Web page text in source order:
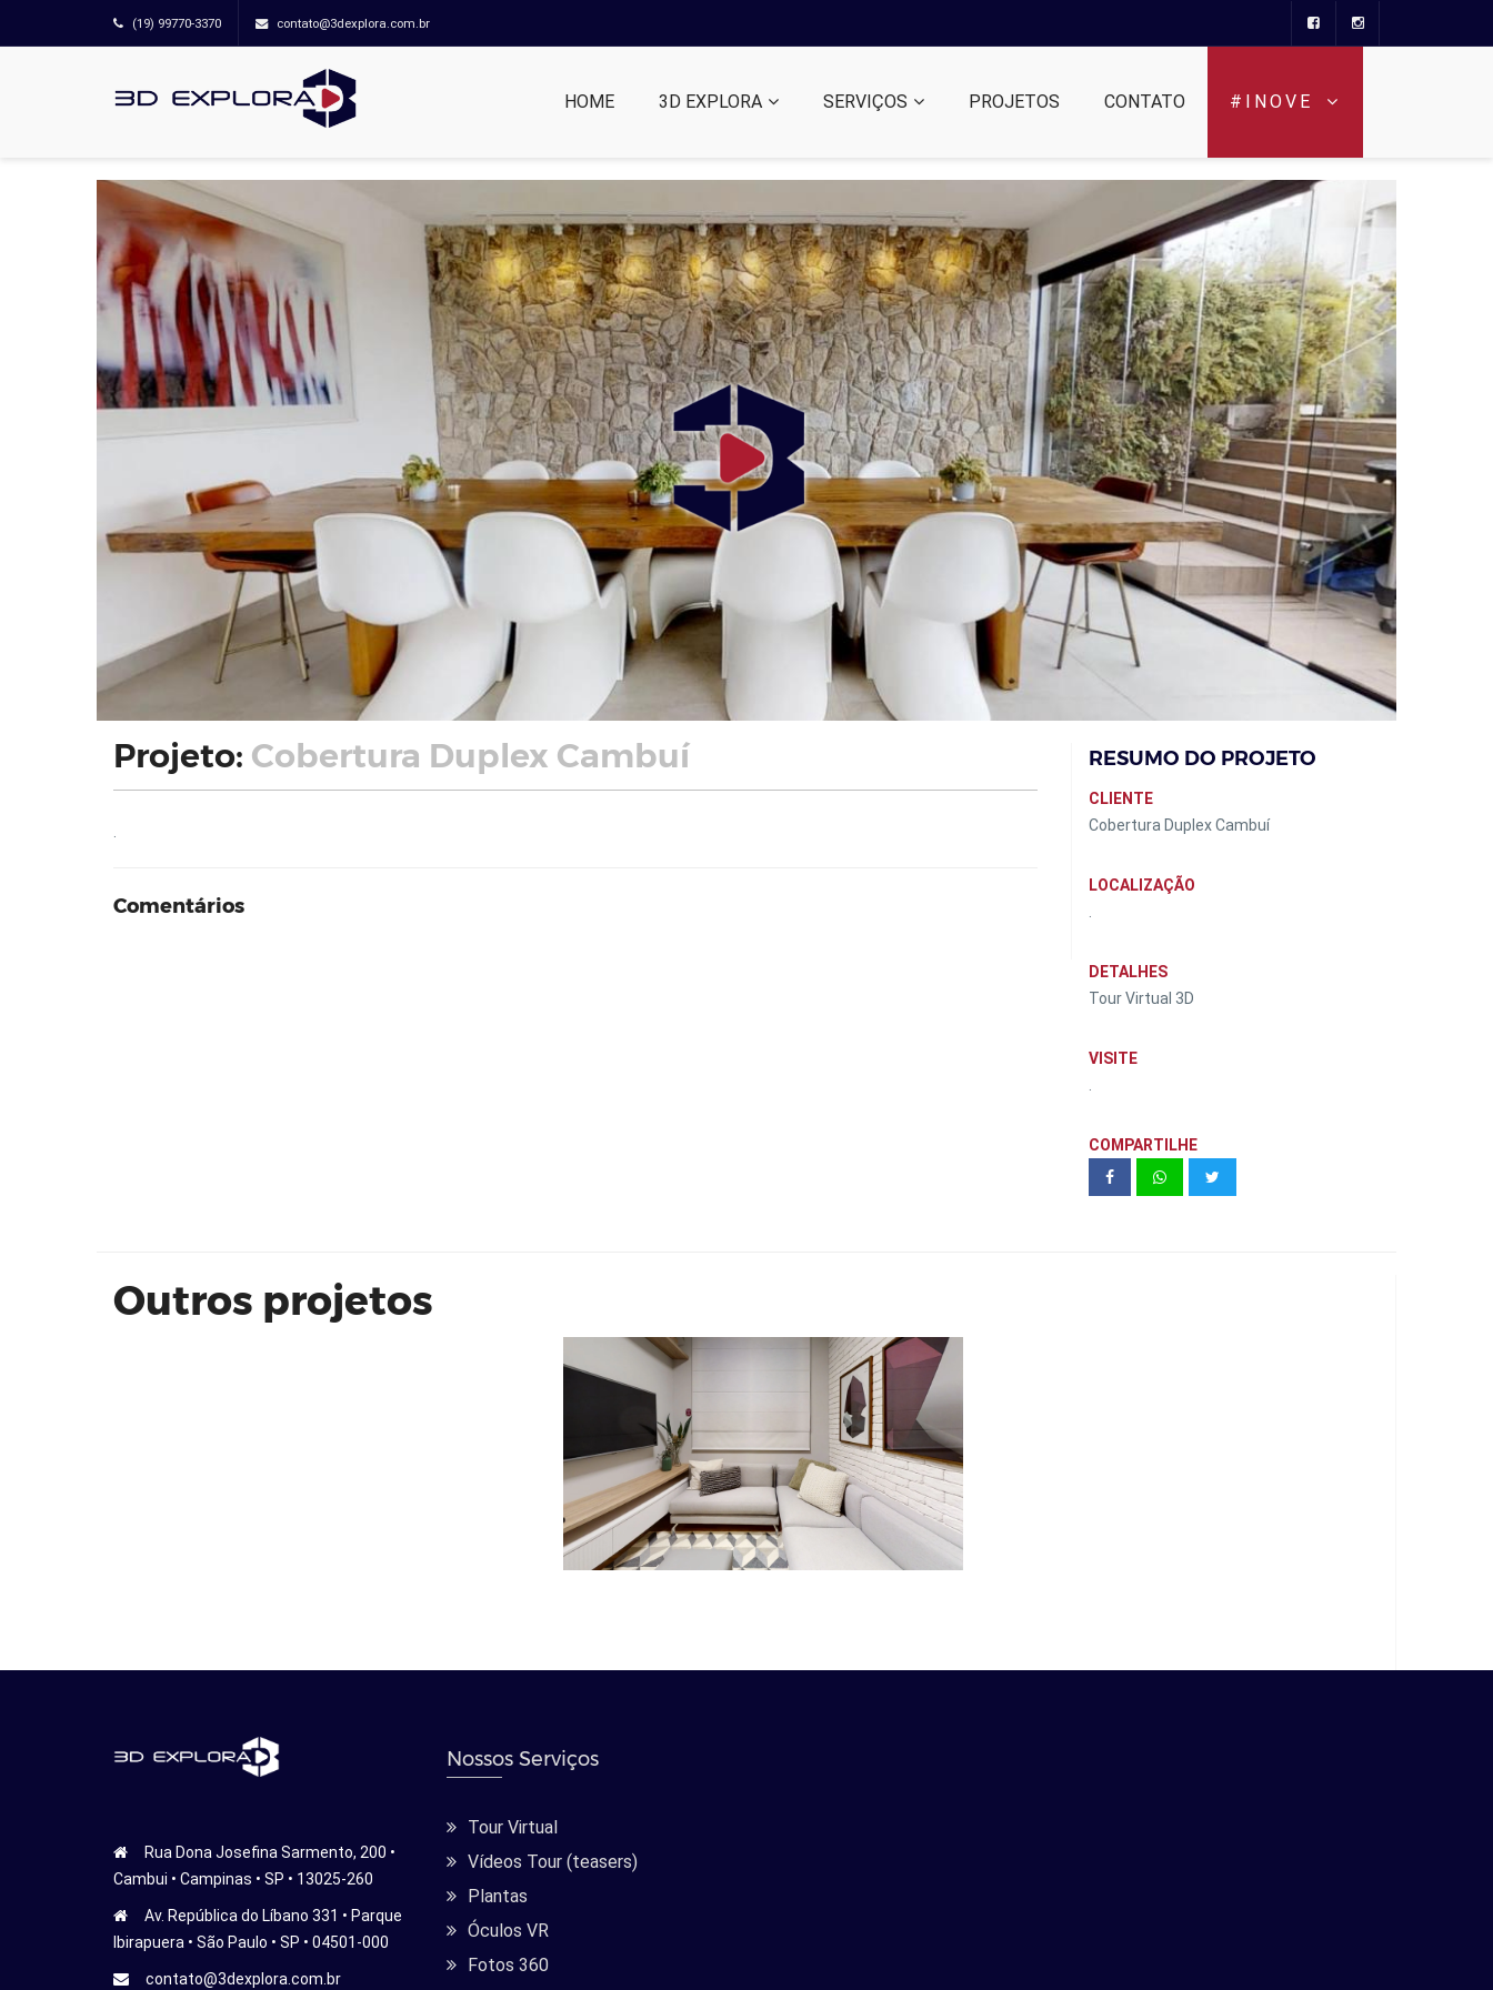
(19) 99770-3370 contato@3dexplora.com.br
HOME 3D EXPLORA SERVIÇOS PROJETOS CONTATO #INOVE
Projeto: Cobertura Duplex Cambuí
Comentários
RESUMO DO PROJETO
CLIENTE
Cobertura Duplex Cambuí
LOCALIZAÇÃO
DETALHES
Tour Virtual 3D
VISITE
COMPARTILHE
Outros projetos
Go Campo Belo 22m² - 105 A | even
Rua Dona Josefina Sarmento, 200 •
Cambui • Campinas • SP • 13025-260
Av. República do Líbano 331 • Parque
Ibirapuera • São Paulo • SP • 04501-000
contato@3dexplora.com.br
Nossos Serviços
Tour Virtual
Vídeos Tour (teasers)
Plantas
Óculos VR
Fotos 360